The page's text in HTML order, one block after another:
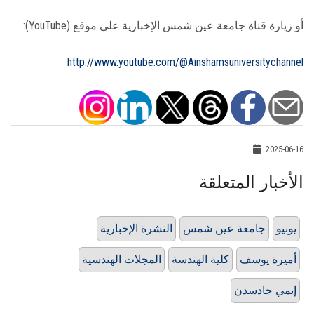
أو زيارة قناة جامعة عين شمس الإخبارية على موقع (YouTube):
http://www.youtube.com/@Ainshamsuniversitychannel
2025-06-16
الأخبار المتعلقة
النشرة الإخبارية جامعة عين شمس يونيو
المجلات الهندسية كلية الهندسة أميرة يوسف
إيمي جادسدن